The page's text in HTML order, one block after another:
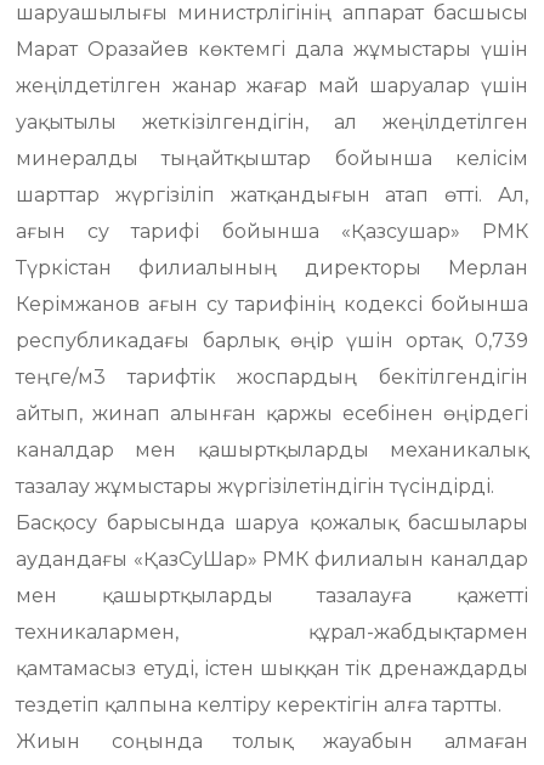
шаруашылығы министрлігінің аппарат басшысы
Марат Оразайев көктемгі дала жұмыстары үшін
жеңілдетілген жанар жағар май шаруалар үшін
уақытылы жеткізілгендігін, ал жеңілдетілген
минералды тыңайтқыштар бойынша келісім
шарттар жүргізіліп жатқандығын атап өтті. Ал,
ағын су тарифі бойынша «Қазсушар» РМК
Түркістан филиалының директоры Мерлан
Керімжанов ағын су тарифінің кодексі бойынша
республикадағы барлық өңір үшін ортақ 0,739
теңге/м3 тарифтік жоспардың бекітілгендігін
айтып, жинап алынған қаржы есебінен өңірдегі
каналдар мен қашыртқыларды механикалық
тазалау жұмыстары жүргізілетіндігін түсіндірді.
Басқосу барысында шаруа қожалық басшылары
аудандағы «ҚазСуШар» РМК филиалын каналдар
мен қашыртқыларды тазалауға қажетті
техникалармен, құрал-жабдықтармен
қамтамасыз етуді, істен шыққан тік дренаждарды
тездетіп қалпына келтіру керектігін алға тартты.
Жиын соңында толық жауабын алмаған